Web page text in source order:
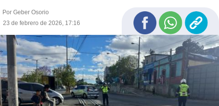
Por Geber Osorio
23 de febrero de 2026, 17:16